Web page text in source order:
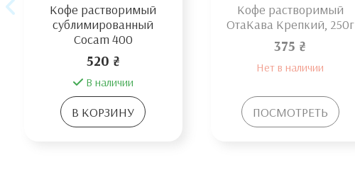
Кофе растворимый
сублимированный
Cocam 400
520 ₴
В наличии
В КОРЗИНУ
Кофе растворимый
ОтаКава Крепкий, 250г
375 ₴
Нет в наличии
ПОСМОТРЕТЬ